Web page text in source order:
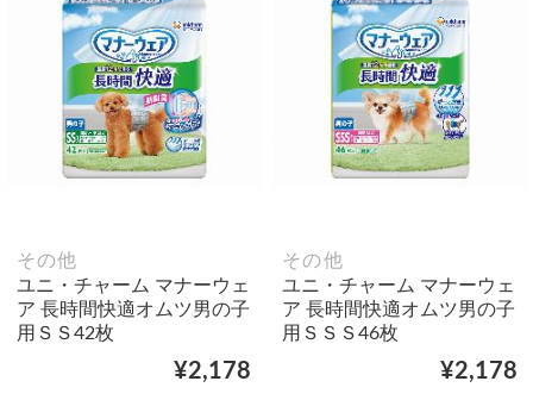
その他
ユニ・チャーム マナーウェ
ア 長時間快適オムツ男の子
用ＳＳ42枚
¥2,178
その他
ユニ・チャーム マナーウェ
ア 長時間快適オムツ男の子
用ＳＳＳ46枚
¥2,178